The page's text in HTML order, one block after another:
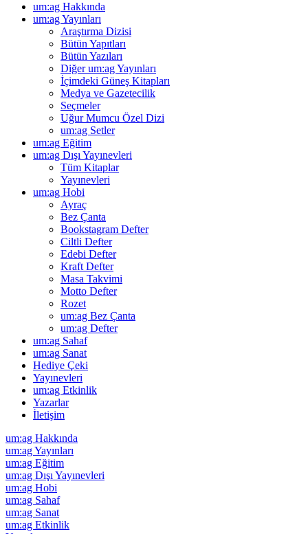
um:ag Hakkında
um:ag Yayınları
Araştırma Dizisi
Bütün Yapıtları
Bütün Yazıları
Diğer um:ag Yayınları
İçimdeki Güneş Kitapları
Medya ve Gazetecilik
Seçmeler
Uğur Mumcu Özel Dizi
um:ag Setler
um:ag Eğitim
um:ag Dışı Yayınevleri
Tüm Kitaplar
Yayınevleri
um:ag Hobi
Ayraç
Bez Çanta
Bookstagram Defter
Ciltli Defter
Edebi Defter
Kraft Defter
Masa Takvimi
Motto Defter
Rozet
um:ag Bez Çanta
um:ag Defter
um:ag Sahaf
um:ag Sanat
Hediye Çeki
Yayınevleri
um:ag Etkinlik
Yazarlar
İletişim
um:ag Hakkında
um:ag Yayınları
um:ag Eğitim
um:ag Dışı Yayınevleri
um:ag Hobi
um:ag Sahaf
um:ag Sanat
um:ag Etkinlik